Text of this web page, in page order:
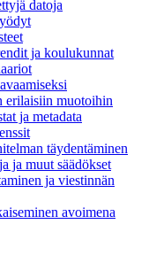
datoja
ja koulukunnat
erilaisiin muotoihin
ja metadata
täydentäminen
ja muut säädökset
ja viestinnän
avoimena